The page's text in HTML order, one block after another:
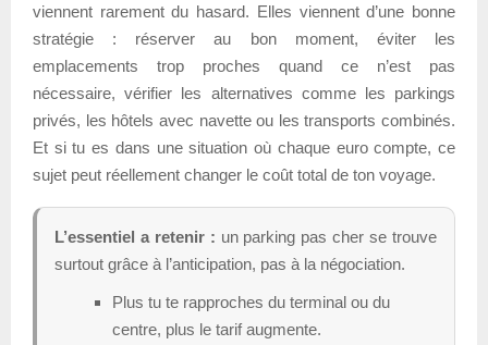
viennent rarement du hasard. Elles viennent d’une bonne
stratégie : réserver au bon moment, éviter les
emplacements trop proches quand ce n’est pas
nécessaire, vérifier les alternatives comme les parkings
privés, les hôtels avec navette ou les transports combinés.
Et si tu es dans une situation où chaque euro compte, ce
sujet peut réellement changer le coût total de ton voyage.
L’essentiel a retenir : un parking pas cher se trouve
surtout grâce à l’anticipation, pas à la négociation.
Plus tu te rapproches du terminal ou du
centre, plus le tarif augmente.